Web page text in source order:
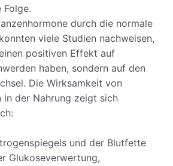
Folge.
durch die normale
viele Studien nachweisen,
positiven Effekt auf
haben, sondern auf den
Die Wirksamkeit von
in der Nahrung zeigt sich
und der Blutfette
Glukoseverwertung,